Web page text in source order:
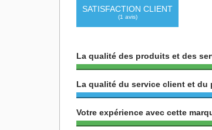
SATISFACTION CLIENT
(1 avis)
La qualité des produits et des
La qualité du service client et du
Votre expérience avec cette